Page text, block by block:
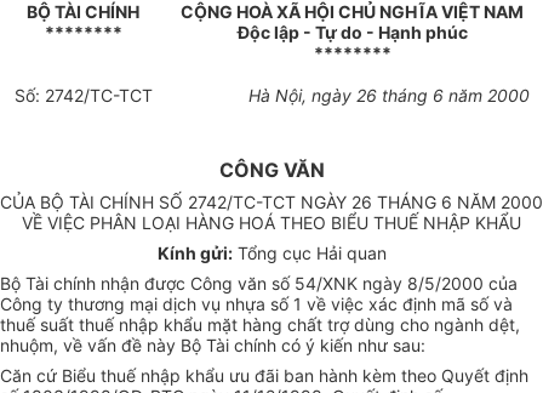
BỘ TÀI CHÍNH
********
CỘNG HOÀ XÃ HỘI CHỦ NGHĨA VIỆT NAM
Độc lập - Tự do - Hạnh phúc
********
Số: 2742/TC-TCT Hà Nội, ngày 26 tháng 6 năm 2000
CÔNG VĂN
CỦA BỘ TÀI CHÍNH SỐ 2742/TC-TCT NGÀY 26 THÁNG 6 NĂM 2000
VỀ VIỆC PHÂN LOẠI HÀNG HOÁ THEO BIỂU THUẾ NHẬP KHẨU
Kính gửi:Tổng cục Hải quan
Bộ Tài chính nhận được Công văn số 54/XNK ngày 8/5/2000 của
Công ty thương mại dịch vụ nhựa số 1 về việc xác định mã số và
thuế suất thuế nhập khẩu mặt hàng chất trợ dùng cho ngành dệt,
nhuộm, về vấn đề này Bộ Tài chính có ý kiến như sau:
Căn cứ Biểu thuế nhập khẩu ưu đãi ban hành kèm theo Quyết định